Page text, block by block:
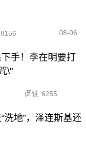
8156 08-06
手！李在明要打
\"
阅读 6255
洗地”，泽连斯基还